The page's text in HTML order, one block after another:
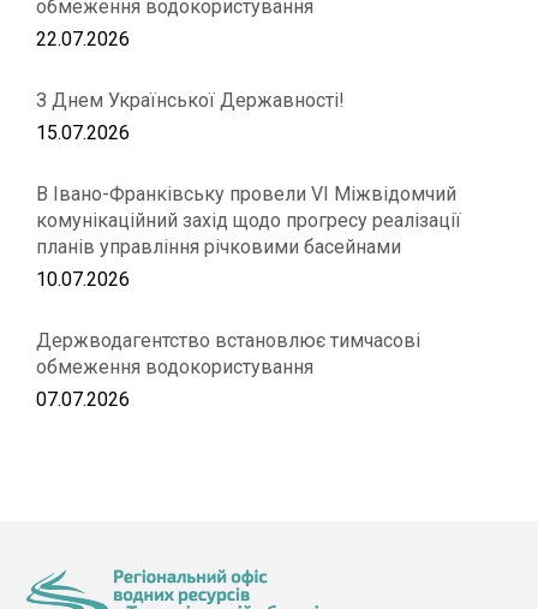
обмеження водокористування
22.07.2026
З Днем Української Державності!
15.07.2026
В Івано-Франківську провели VІ Міжвідомчий
комунікаційний захід щодо прогресу реалізації
планів управління річковими басейнами
10.07.2026
Держводагентство встановлює тимчасові
обмеження водокористування
07.07.2026